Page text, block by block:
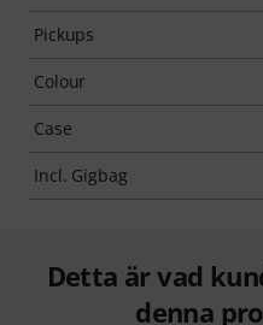
Pickups
Colour
Case
Incl. Gigbag
Detta är vad
denna